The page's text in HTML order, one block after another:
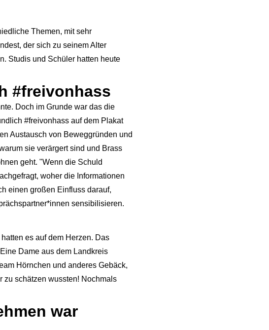
Themen, mit sehr
der sich zu seinem Alter
Studis und Schüler hatten heute
#freivonhass
Doch im Grunde war das die
#freivonhass auf dem Plakat
Austausch von Beweggründen und
sie verärgert sind und Brass
geht. "Wenn die Schuld
woher die Informationen
einen großen Einfluss darauf,
sensibilisieren.
es auf dem Herzen. Das
Dame aus dem Landkreis
Hörnchen und anderes Gebäck,
zu schätzen wussten! Nochmals
war